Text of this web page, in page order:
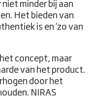
minder bij aan
Het bieden van
is en ‘zo van
concept, maar
van het product.
door het
NIRAS